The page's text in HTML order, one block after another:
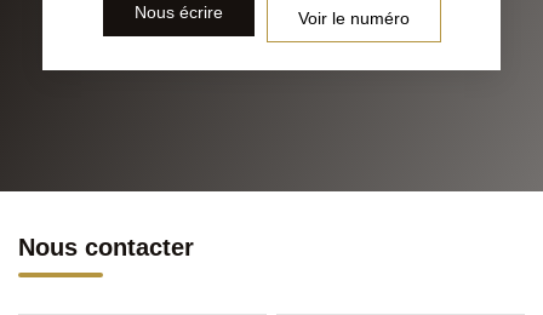
Nous écrire Voir le numéro
Nous contacter